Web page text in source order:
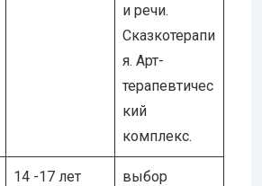
и речи.
Сказкотерапи
я. Арт-
терапевтичес
кий
комплекс.
14 -17 лет
выбор